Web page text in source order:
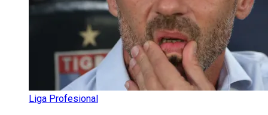
Liga Profesional